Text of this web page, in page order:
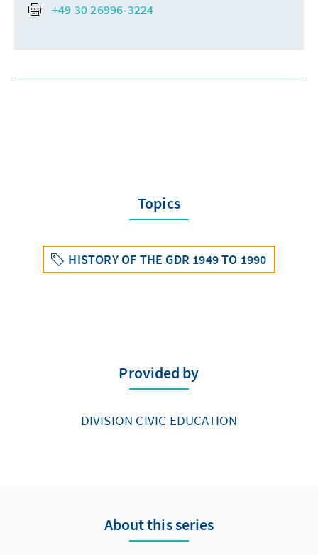
+49 30 26996-3224
Topics
HISTORY OF THE GDR 1949 TO 1990
Provided by
DIVISION CIVIC EDUCATION
About this series